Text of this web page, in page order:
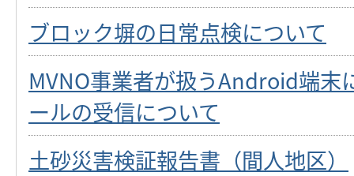
ブロック塀の日常点検について
MVNO事業者が扱うAndroid端末
ールの受信について
土砂災害検証報告書（間人地区）